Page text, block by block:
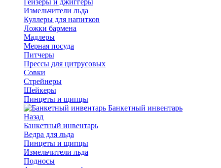
Измельчители льда
Куллеры для напитков
Ложки бармена
Мадлеры
Мерная посуда
Питчеры
Прессы для цитрусовых
Совки
Стрейнеры
Шейкеры
Пинцеты и щипцы
Банкетный инвентарь
Назад
Банкетный инвентарь
Ведра для льда
Пинцеты и щипцы
Измельчители льда
Подносы